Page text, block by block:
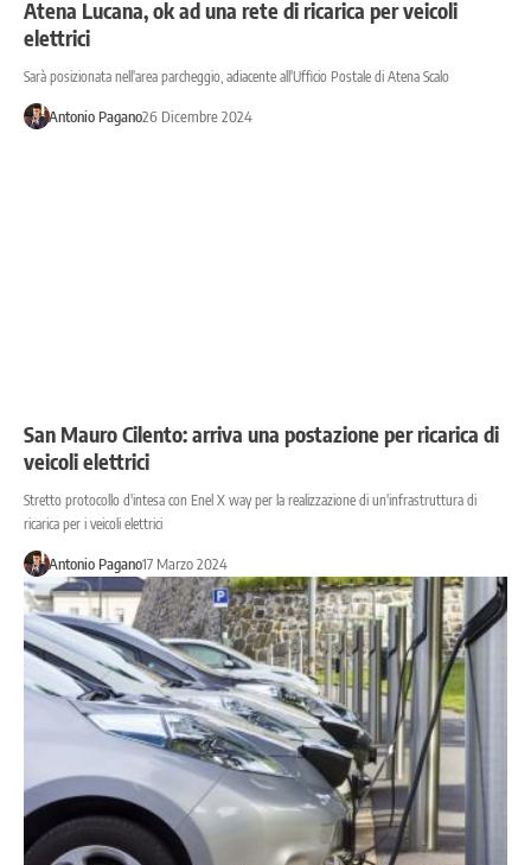
Atena Lucana, ok ad una rete di ricarica per veicoli
elettrici
Sarà posizionata nell'area parcheggio, adiacente all'Ufficio Postale di Atena Scalo
Antonio Pagano26 Dicembre 2024
San Mauro Cilento: arriva una postazione per ricarica di
veicoli elettrici
Stretto protocollo d'intesa con Enel X way per la realizzazione di un'infrastruttura di
ricarica per i veicoli elettrici
Antonio Pagano17 Marzo 2024